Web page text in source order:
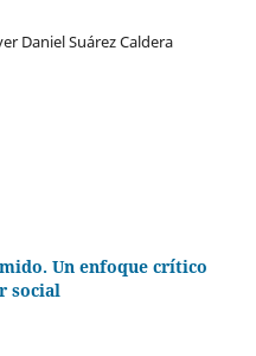
Daniel Suárez Caldera
Un enfoque crítico
social